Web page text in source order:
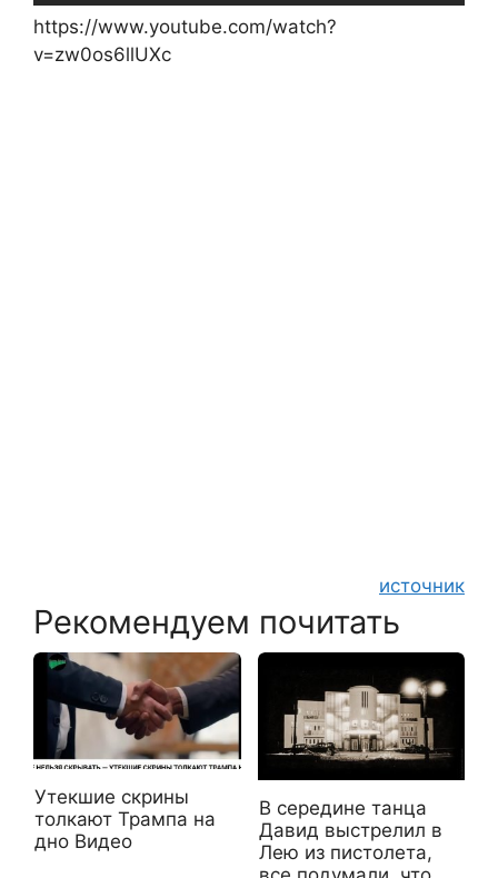
https://www.youtube.com/watch?
v=zw0os6llUXc
источник
Рекомендуем почитать
Утекшие скрины
толкают Трампа на
дно Видео
В середине танца
Давид выстрелил в
Лею из пистолета,